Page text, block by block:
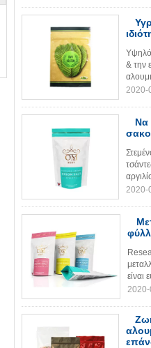
Υψηλό
& την
2020-
Να
2020-
είναι
2020-